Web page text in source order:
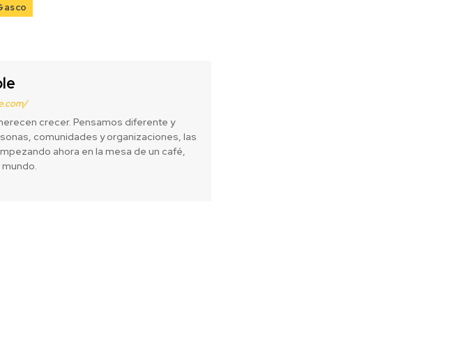
crecer. Pensamos diferente y
comunidades y organizaciones, las
ahora en la mesa de un café,